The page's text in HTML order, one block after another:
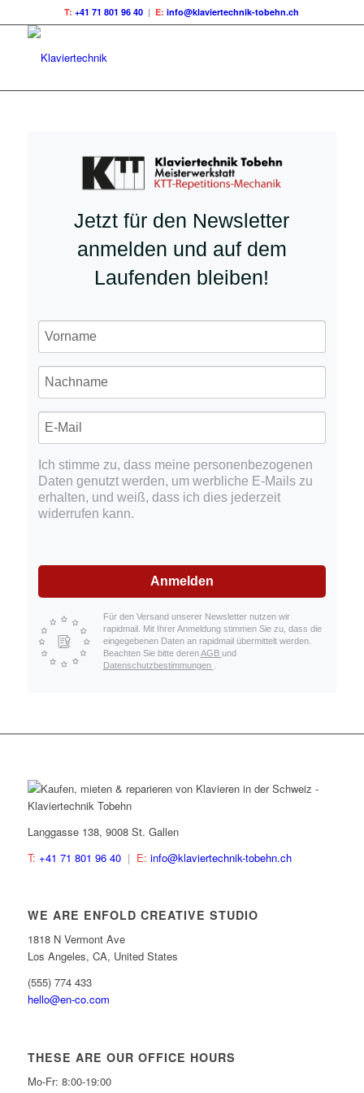
T: +41 71 801 96 40 | E: info@klaviertechnik-tobehn.ch
Jetzt für den Newsletter
anmelden und auf dem
Laufenden bleiben!
Ich stimme zu, dass meine personenbezogenen
Daten genutzt werden, um werbliche E-Mails zu
erhalten, und weiß, dass ich dies jederzeit
widerrufen kann.
Anmelden
Für den Versand unserer Newsletter nutzen wir
rapidmail. Mit Ihrer Anmeldung stimmen Sie zu, dass die
eingegebenen Daten an rapidmail übermittelt werden.
Beachten Sie bitte derenAGB und
Datenschutzbestimmungen
Langgasse 138, 9008 St. Gallen
T: +41 71 801 96 40 | E: info@klaviertechnik-tobehn.ch
WE ARE ENFOLD CREATIVE STUDIO
1818 N Vermont Ave
Los Angeles, CA, United States
(555) 774 433
hello@en-co.com
THESE ARE OUR OFFICE HOURS
Mo-Fr: 8:00-19:00